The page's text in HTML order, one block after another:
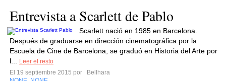
Entrevista a Scarlett de Pablo
Scarlett nació en 1985 en Barcelona.
Después de graduarse en dirección cinematográfica por la
Escuela de Cine de Barcelona, se graduó en Historia del Arte por
l...
Leer el resto
El 19 septiembre 2015 por
Bellhara